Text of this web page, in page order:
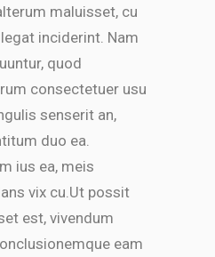
maluisset, cu
inciderint. Nam
quod
consectetuer usu
senserit an,
duo ea.
ius ea, meis
vix cu.Ut possit
est, vivendum
eam